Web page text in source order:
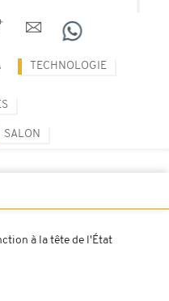
TECHNOLOGIE
SALON
à la tête de l'État